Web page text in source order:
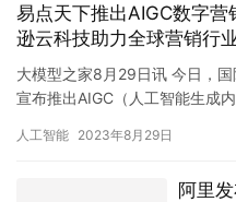
易点天下推出AIGC数字
逊云科技助力全球营销行
大模型之家8月29日讯 今日，
宣布推出AIGC（人工智能生成
人工智能 2023年8月29日
阿里